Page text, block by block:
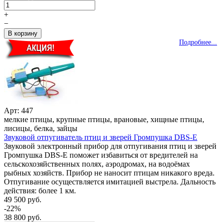
+
−
Подробнее...
Арт: 447
мелкие птицы, крупные птицы, врановые, хищные птицы,
лисицы, белка, зайцы
Звуковой отпугиватель птиц и зверей Громпушка DBS-E
Звуковой электронный прибор для отпугивания птиц и зверей
Громпушка DBS-E поможет избавиться от вредителей на
сельскохозяйственных полях, аэродромах, на водоёмах
рыбных хозяйств. Прибор не наносит птицам никакого вреда.
Отпугивание осуществляется имитацией выстрела. Дальность
действия: более 1 км.
49 500 руб.
-22%
38 800 руб.